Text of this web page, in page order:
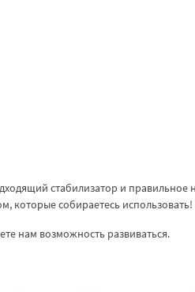
стабилизатор и правильное
которые собираетесь использовать!
нам возможность развиваться.